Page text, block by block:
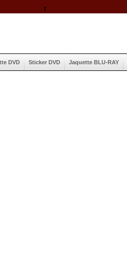
r
DVD Sticker DVD Jaquette BLU-RAY